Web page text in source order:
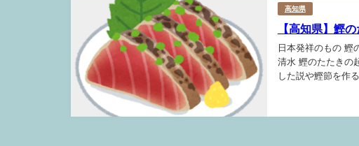
高知県
【高知県】鰹
日本発祥のもの 鰹
清水 鰹のたたきの
した説や鰹節を作